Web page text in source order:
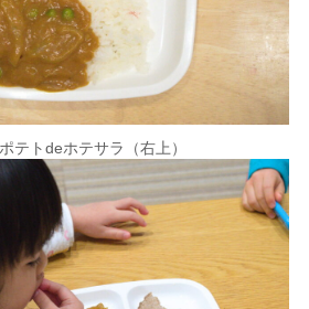
テトdeホテサラ（右上）